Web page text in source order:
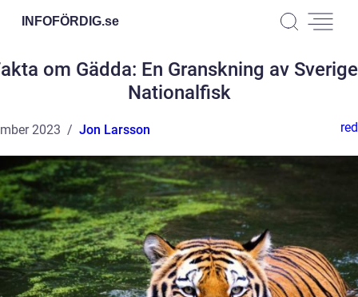
INFOFÖRDIG.se
om Gädda: En Granskning av
Nationalfisk
2023 Jon Larsson